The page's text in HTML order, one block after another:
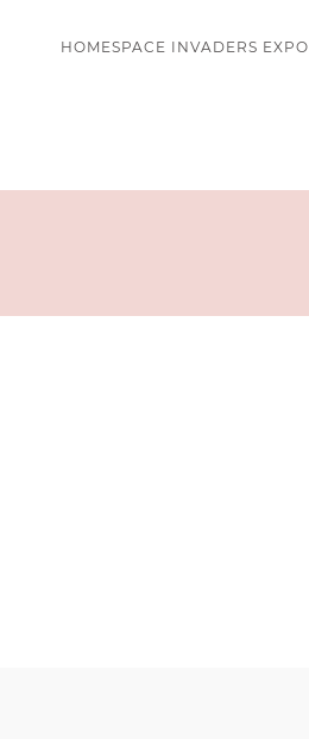
HOMESPACE INVADERS EXPO